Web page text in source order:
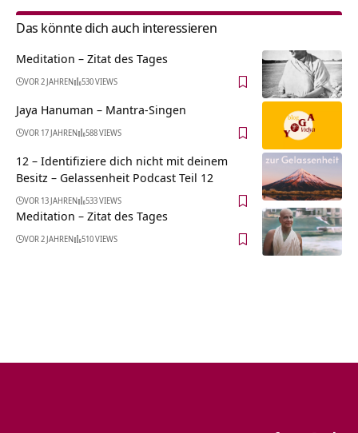
Das könnte dich auch interessieren
Meditation – Zitat des Tages
VOR 2 JAHREN 530 VIEWS
Jaya Hanuman – Mantra-Singen
VOR 17 JAHREN 588 VIEWS
12 – Identifiziere dich nicht mit deinem
Besitz – Gelassenheit Podcast Teil 12
VOR 13 JAHREN 533 VIEWS
Meditation – Zitat des Tages
VOR 2 JAHREN 510 VIEWS